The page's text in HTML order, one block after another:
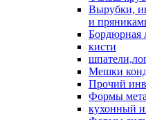
Вырубки,
и
Бордюрная
кисти
Мешки
Прочий
Формы
кухонный